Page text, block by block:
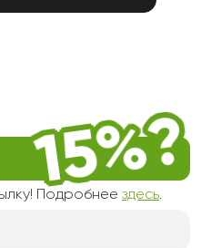
Подробнее здесь.